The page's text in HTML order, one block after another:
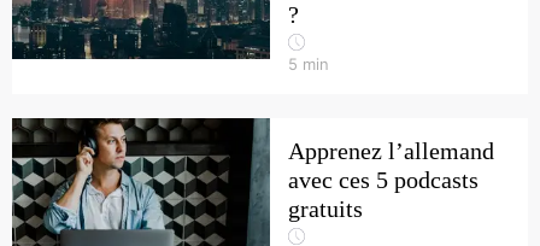
?
5 min
Apprenez l’allemand
avec ces 5 podcasts
gratuits